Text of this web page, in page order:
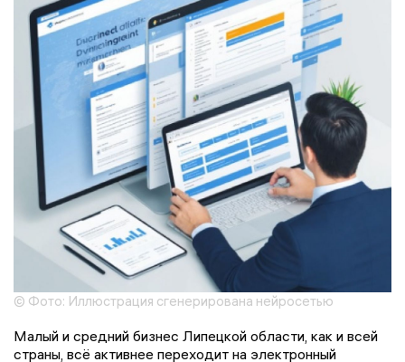
© Фото: Иллюстрация сгенерирована нейросетью
Малый и средний бизнес Липецкой области, как и всей
страны, всё активнее переходит на электронный